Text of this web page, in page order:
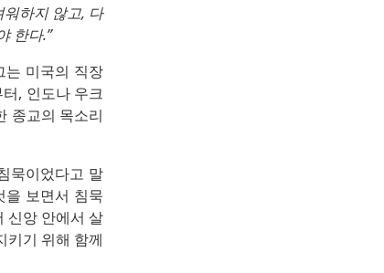
하지 않고, 다
한다.”
는 미국의 직장
, 인도나 우크
종교의 목소리
묵이었다고 말
을 보면서 침묵
신앙 안에서 살
키기 위해 함께